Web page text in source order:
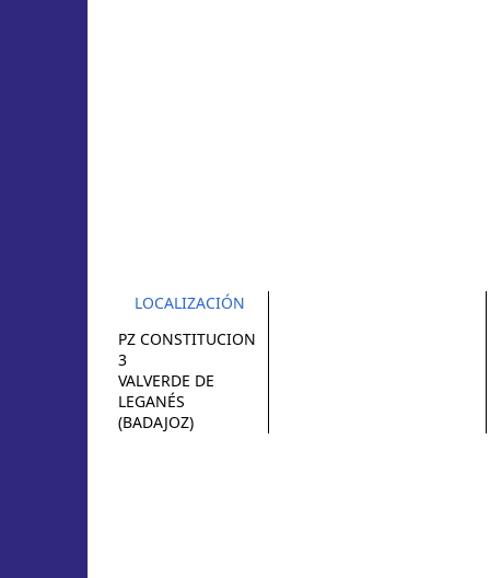
LOCALIZACIÓN
PZ CONSTITUCION
3
VALVERDE DE
LEGANÉS
(BADAJOZ)